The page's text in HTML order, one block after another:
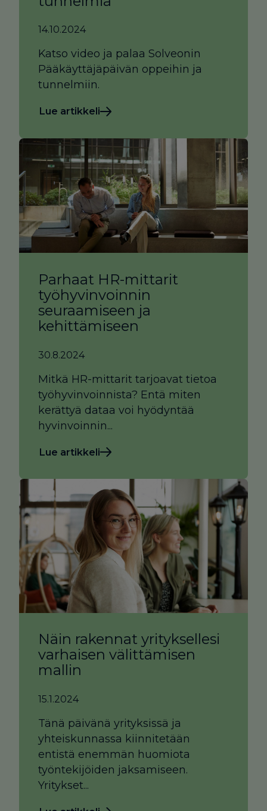
14.10.2024
Katso video ja palaa Solveonin
Pääkäyttäjäpäivän oppeihin ja
tunnelmiin.
Lue artikkeli
Parhaat HR-mittarit
työhyvinvoinnin
seuraamiseen ja
kehittämiseen
30.8.2024
Mitkä HR-mittarit tarjoavat tietoa
työhyvinvoinnista? Entä miten
kerättyä dataa voi hyödyntää
hyvinvoinnin...
Lue artikkeli
Näin rakennat yrityksellesi
varhaisen välittämisen
mallin
15.1.2024
Tänä päivänä yrityksissä ja
yhteiskunnassa kiinnitetään
entistä enemmän huomiota
työntekijöiden jaksamiseen.
Yritykset...